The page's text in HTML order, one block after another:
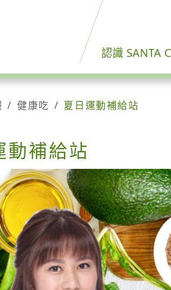
認識 SANTA
/ 健康吃 / 夏日運動補給站
動補給站